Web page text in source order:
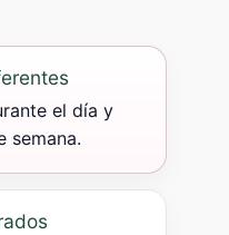
el día y
semana.